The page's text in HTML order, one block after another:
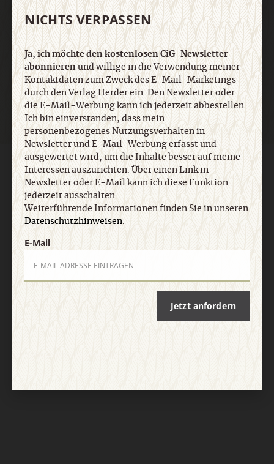
E-Mail
Jetzt anmelden
AGB und Widerrufsbelehrung Datenschutz
Barrierefreiheit
Impressum
Vertrag widerrufen
NICHTS VERPASSEN
Ja, ich möchte den kostenlosen CiG-Newsletter
abonnierenund willige in die Verwendung meiner
Kontaktdaten zum Zweck des E-Mail-Marketings
durch den Verlag Herder ein. Den Newsletter oder
die E-Mail-Werbung kann ich jederzeit abbestellen.
Ich bin einverstanden, dass mein
personenbezogenes Nutzungsverhalten in
Newsletter und E-Mail-Werbung erfasst und
ausgewertet wird, um die Inhalte besser auf meine
Interessen auszurichten. Über einen Link in
Newsletter oder E-Mail kann ich diese Funktion
jederzeit ausschalten.
Weiterführende Informationen finden Sie in unseren
Datenschutzhinweisen.
E-Mail
Jetzt anfordern